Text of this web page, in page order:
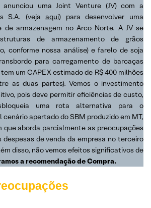
anunciou uma Joint Venture (JV) com a
S.A. (vejaaqui) para desenvolver uma
armazenagem no Arco Norte. A JV se
de armazenamento de grãos
conforme nossa análise) e farelo de soja
para carregamento de barcaças
um CAPEX estimado de R$ 400 milhões
as duas partes). Vemos o investimento
pois deve permitir eficiências de custo,
uma rota alternativa para o
apertado do SBM produzido em MT,
que aborda parcialmente as preocupações
despesas de venda da empresa no terceiro
disso, não vemos efeitos significativos de
a recomendação de Compra.